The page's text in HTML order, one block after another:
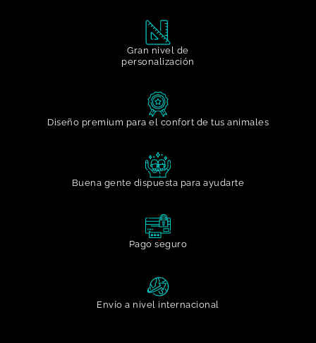
Gran nivel de
personalización​
Diseño premium para el confort de tus animales
Buena gente dispuesta para ayudarte​
Pago seguro
Envío a nivel internacional